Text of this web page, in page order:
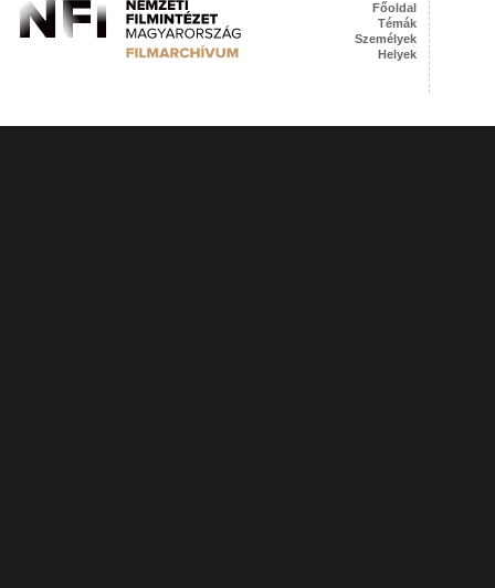
Főoldal
Témák
Személyek
Helyek